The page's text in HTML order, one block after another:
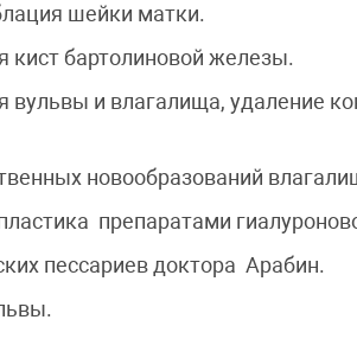
шейки матки.
кист бартолиновой железы.
вульвы и влагалища, удаление
новообразований
препаратами
пессариев доктора Арабин.